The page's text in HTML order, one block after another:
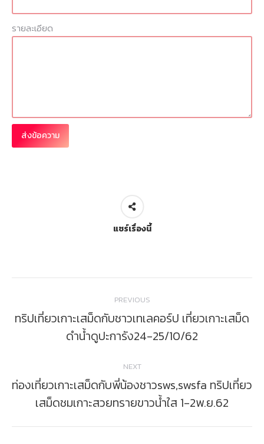
รายละเอียด
แชร์เรื่องนี้
navigation
PREVIOUS
Previous
post:
ทริปเที่ยวเกาะเสม็ดกับชาวเทเลคอร์ป เที่ยวเกาะเสม็ด
ดำน้ำดูปะการัง24-25/10/62
NEXT
Next
post:
ท่องเที่ยวเกาะเสม็ดกับพี่น้องชาวsws,swsfa ทริปเที่ยว
เสม็ดชมเกาะสวยทรายขาวน้ำใส 1-2พ.ย.62